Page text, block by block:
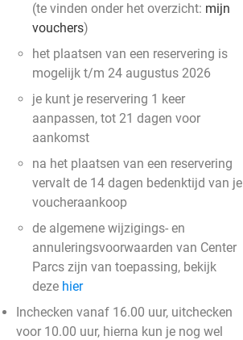
(te vinden onder het overzicht: mijn
vouchers)
het plaatsen van een reservering is
mogelijk t/m 24 augustus 2026
je kunt je reservering 1 keer
aanpassen, tot 21 dagen voor
aankomst
na het plaatsen van een reservering
vervalt de 14 dagen bedenktijd van je
voucheraankoop
de algemene wijzigings- en
annuleringsvoorwaarden van Center
Parcs zijn van toepassing, bekijk
deze hier
Inchecken vanaf 16.00 uur, uitchecken
voor 10.00 uur, hierna kun je nog wel